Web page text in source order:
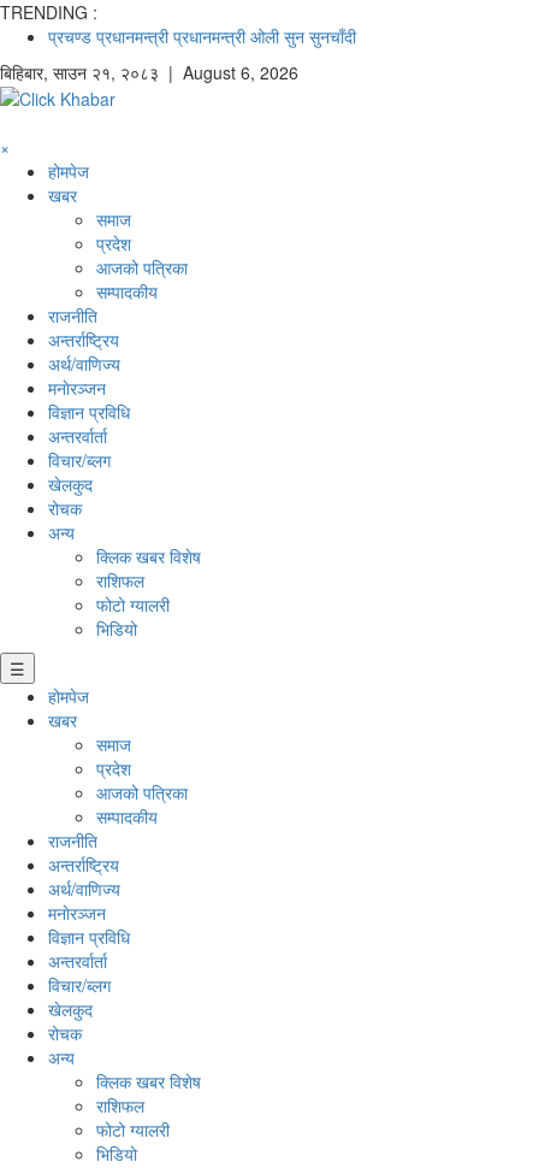
TRENDING :
प्रचण्ड प्रधानमन्त्री प्रधानमन्त्री ओली सुन सुनचाँदी
बिहिबार, साउन २१, २०८३ | August 6, 2026
×
होमपेज
खबर
समाज
प्रदेश
आजको पत्रिका
सम्पादकीय
राजनीति
अन्तर्राष्ट्रिय
अर्थ/वाणिज्य
मनाेरञ्जन
विज्ञान प्रविधि
अन्तरर्वार्ता
विचार/ब्लग
खेलकुद
रोचक
अन्य
क्लिक खबर विशेष
राशिफल
फोटो ग्यालरी
भिडियो
☰
होमपेज
खबर
समाज
प्रदेश
आजको पत्रिका
सम्पादकीय
राजनीति
अन्तर्राष्ट्रिय
अर्थ/वाणिज्य
मनाेरञ्जन
विज्ञान प्रविधि
अन्तरर्वार्ता
विचार/ब्लग
खेलकुद
रोचक
अन्य
क्लिक खबर विशेष
राशिफल
फोटो ग्यालरी
भिडियो